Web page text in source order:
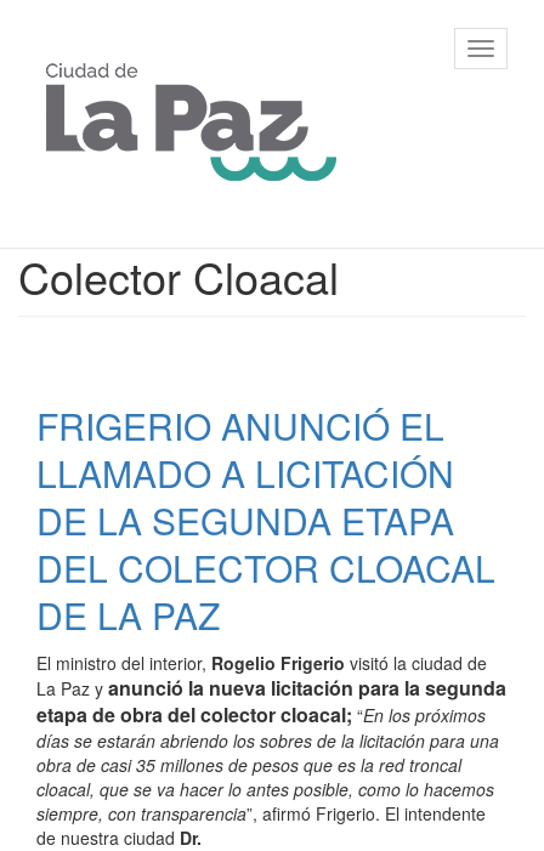
contenido
principalde La Paz,
Entre Ríos
barra
Contenido
Colector Cloacal
FRIGERIO ANUNCIÓ EL
LLAMADO A LICITACIÓN
DE LA SEGUNDA ETAPA
DEL COLECTOR CLOACAL
DE LA PAZ
El ministro del interior, Rogelio Frigerio visitó la ciudad de
La Paz y anunció la nueva licitación para la segunda
etapa de obra del colector cloacal; “En los próximos
días se estarán abriendo los sobres de la licitación para una
obra de casi 35 millones de pesos que es la red troncal
cloacal, que se va hacer lo antes posible, como lo hacemos
siempre, con transparencia”, afirmó Frigerio. El intendente
de nuestra ciudad Dr.